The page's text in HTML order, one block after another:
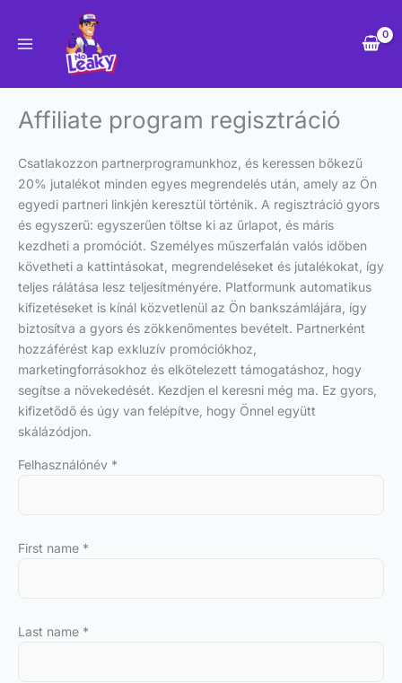
content
Affiliate program regisztráció
Csatlakozzon partnerprogramunkhoz, és keressen bőkezű
20% jutalékot minden egyes megrendelés után, amely az Ön
egyedi partneri linkjén keresztül történik. A regisztráció gyors
és egyszerű: egyszerűen töltse ki az űrlapot, és máris
kezdheti a promóciót. Személyes műszerfalán valós időben
követheti a kattintásokat, megrendeléseket és jutalékokat, így
teljes rálátása lesz teljesítményére. Platformunk automatikus
kifizetéseket is kínál közvetlenül az Ön bankszámlájára, így
biztosítva a gyors és zökkenőmentes bevételt. Partnerként
hozzáférést kap exkluzív promóciókhoz,
marketingforrásokhoz és elkötelezett támogatáshoz, hogy
segítse a növekedését. Kezdjen el keresni még ma. Ez gyors,
kifizetődő és úgy van felépítve, hogy Önnel együtt
skálázódjon.
Felhasználónév *
First name *
Last name *